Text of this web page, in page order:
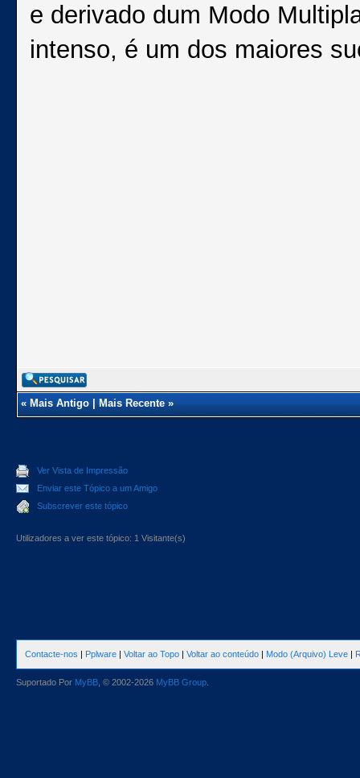
e derivado dum Modo
intenso, é um dos maiores
«Mais Antigo|Mais Recente»
Ver Vista de Impressão
Enviar este Tópico a um Amigo
Subscrever este tópico
Utilizadores a ver este tópico: 1 Visitante(s)
Contacte-nos | Pplware | Voltar ao Topo | Voltar ao conteúdo | Modo (Arquivo) Leve |
Suportado Por MyBB , © 2002-2026 MyBB Group